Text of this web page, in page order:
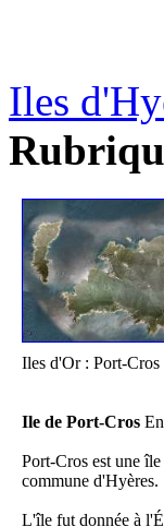
Iles
Iles d'Or : Port-Cros
Ile de Port-Cros
Port-Cros est une
commune d'Hyères.
L'île fut donnée à